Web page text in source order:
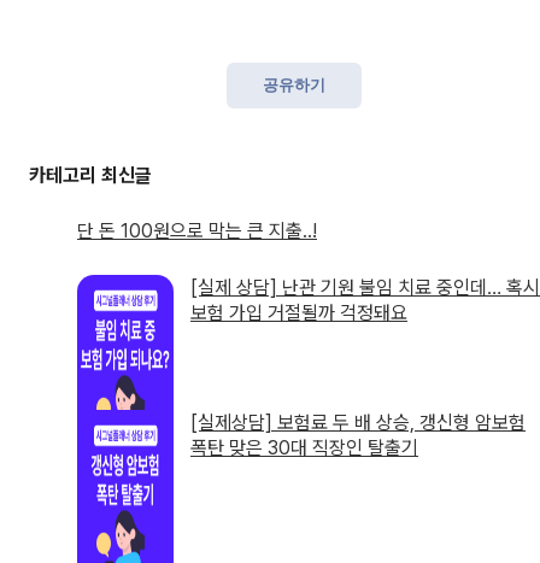
공유하기
단 돈 100원으로 막는 큰 지출..!
[실제 상담] 난관 기원 불임 치료 중인데… 혹시
보험 가입 거절될까 걱정돼요
[실제상담] 보험료 두 배 상승, 갱신형 암보험
폭탄 맞은 30대 직장인 탈출기